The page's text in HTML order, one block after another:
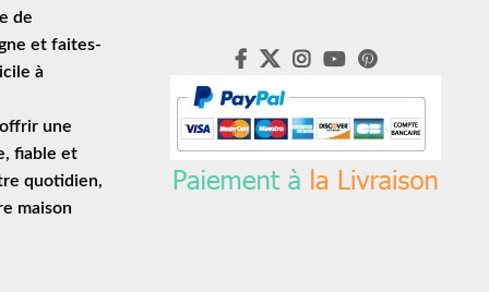
de
et faites-
à
une
, fiable et
quotidien,
maison